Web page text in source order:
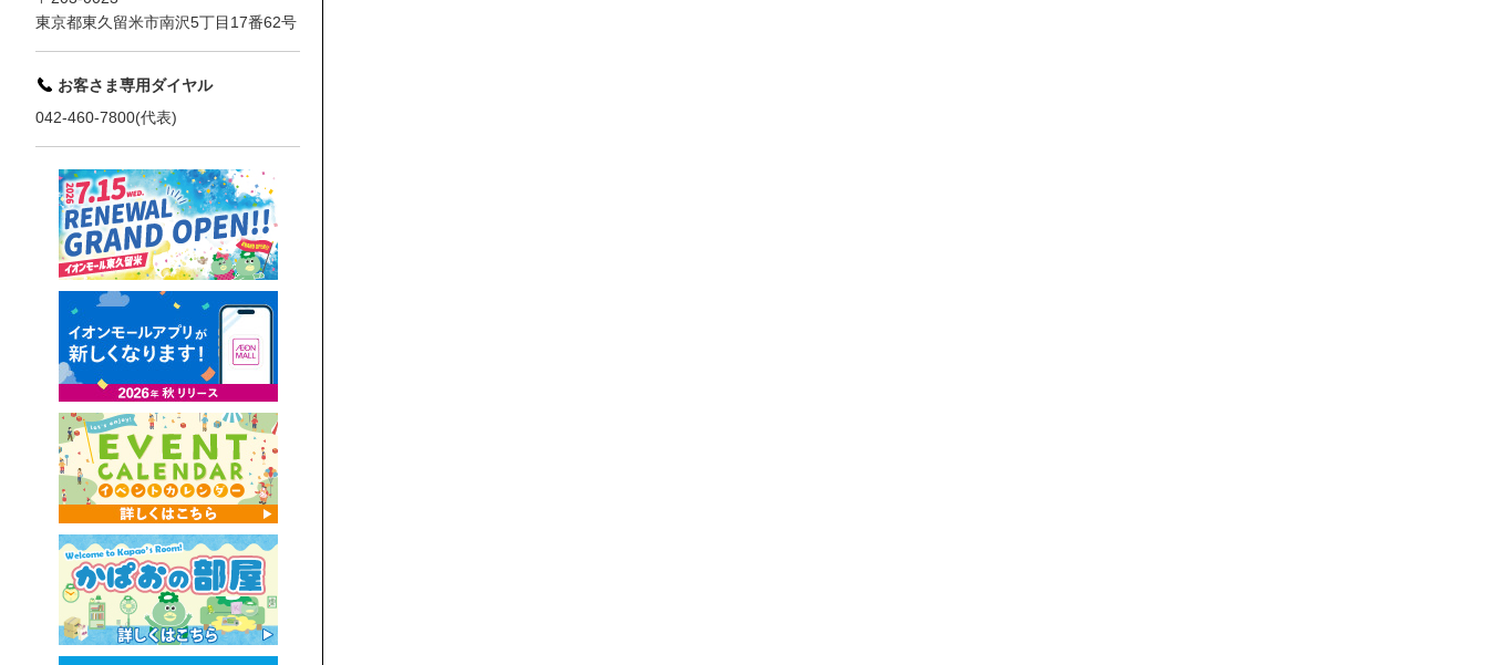
東京都東久留米市南沢5丁目17番62号
お客さま専用ダイヤル
042-460-7800(代表)